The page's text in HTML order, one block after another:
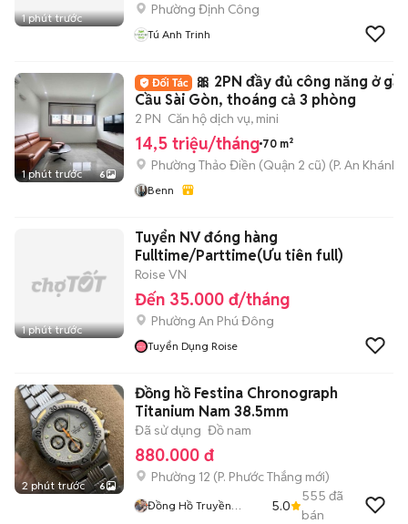
1 phút trước
Phường Định Công
Tú Anh Trinh
1 phút trước 6
🎀 2PN đầy đủ công năng ở gần
Cầu Sài Gòn, thoáng cả 3 phòng
2 PN Căn hộ dịch vụ, mini
14,5 triệu/tháng 70 m²
Phường Thảo Điền (Quận 2 cũ) (P. An Khánh
Benn
1 phút trước
Tuyển NV đóng hàng
Fulltime/Parttime(Ưu tiên full)
Roise VN
Đến 35.000 đ/tháng
Phường An Phú Đông
Tuyển Dụng Roise
2 phút trước 6
Đồng hồ Festina Chronograph
Titanium Nam 38.5mm
Đã sử dụng Đồ nam
880.000 đ
Phường 12 (P. Phước Thắng mới)
Đồng Hồ Truyền
5.0
555 đã
bán